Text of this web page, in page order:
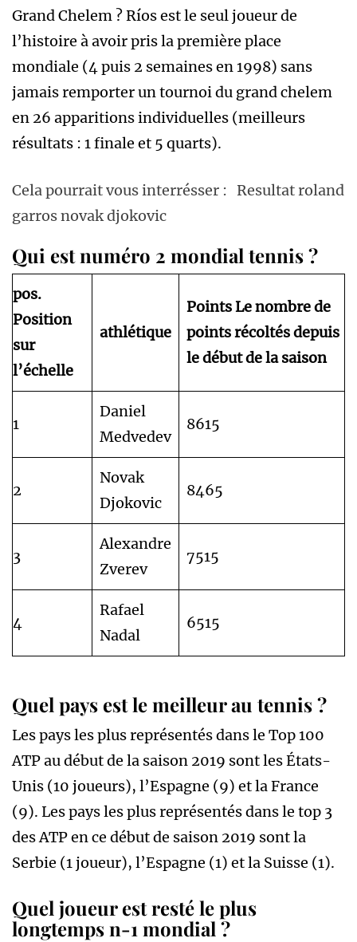
Grand Chelem ? Ríos est le seul joueur de
l’histoire à avoir pris la première place
mondiale (4 puis 2 semaines en 1998) sans
jamais remporter un tournoi du grand chelem
en 26 apparitions individuelles (meilleurs
résultats : 1 finale et 5 quarts).
Cela pourrait vous interrésser : Resultat roland
garros novak djokovic
Qui est numéro 2 mondial tennis ?
pos.
Position
sur
l’échelle
athlétique
Points Le nombre de
points récoltés depuis
le début de la saison
1
Daniel
Medvedev
8615
2
Novak
Djokovic
8465
3
Alexandre
Zverev
7515
4
Rafael
Nadal
6515
Quel pays est le meilleur au tennis ?
Les pays les plus représentés dans le Top 100
ATP au début de la saison 2019 sont les États-
Unis (10 joueurs), l’Espagne (9) et la France
(9). Les pays les plus représentés dans le top 3
des ATP en ce début de saison 2019 sont la
Serbie (1 joueur), l’Espagne (1) et la Suisse (1).
Quel joueur est resté le plus
longtemps n-1 mondial ?